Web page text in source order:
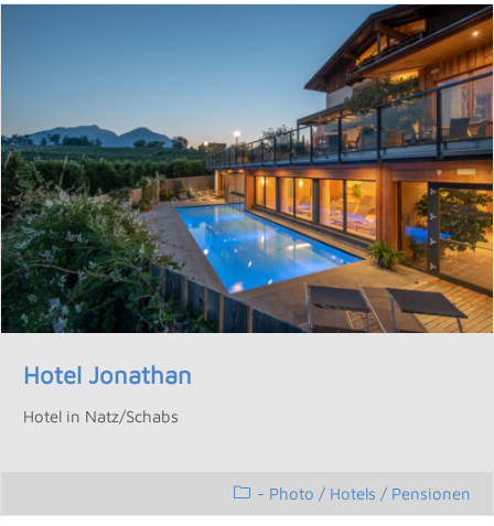
Hotel Jonathan
Hotel in Natz/Schabs
- Photo / Hotels / Pensionen